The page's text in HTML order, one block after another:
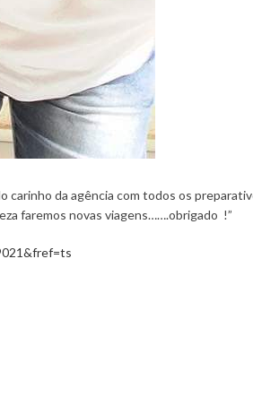
da agência com todos os
faremos novas viagens…….obrigado !”